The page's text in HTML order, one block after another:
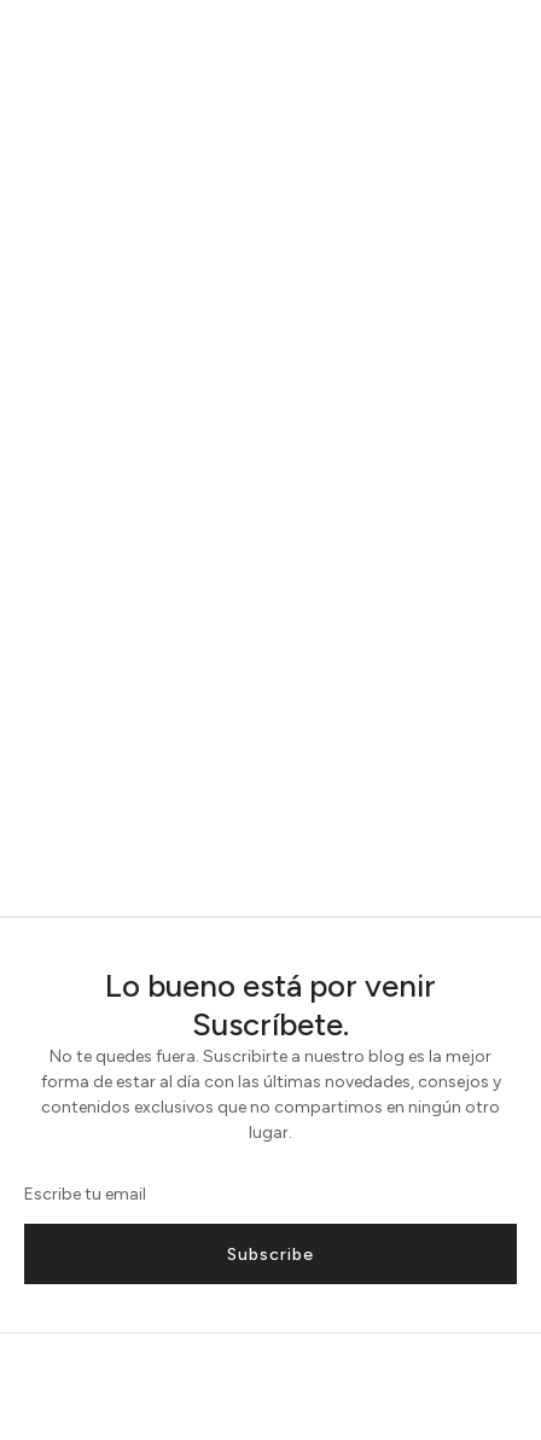
Lo bueno está por venir
Suscríbete.
No te quedes fuera. Suscribirte a nuestro blog es la mejor
forma de estar al día con las últimas novedades, consejos y
contenidos exclusivos que no compartimos en ningún otro
lugar.
Subscribe